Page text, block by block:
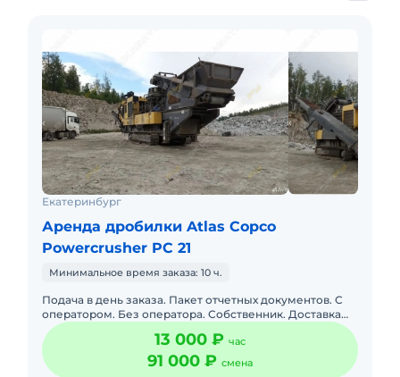
Екатеринбург
Аренда дробилки Atlas Copco
Powercrusher PC 21
Минимальное время заказа: 10 ч.
Подача в день заказа. Пакет отчетных документов. С
оператором. Без оператора. Собственник. Доставка
силами заказчика. Долгосрочная аренда. Топливо
оплачивается
13 000 ₽ час
91 000 ₽ смена